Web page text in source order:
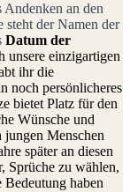
an den
steht der Namen der
Datum der
unsere einzigartigen
ihr die
noch persönlicheres
bietet Platz für den
Wünsche und
Menschen
später an diesen
Sprüche zu wählen,
Bedeutung haben